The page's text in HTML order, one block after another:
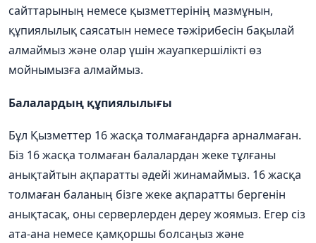
сайттарының немесе қызметтерінің мазмұнын,
құпиялылық саясатын немесе тәжірибесін бақылай
алмаймыз және олар үшін жауапкершілікті өз
мойнымызға алмаймыз.
Балалардың құпиялылығы
Бұл Қызметтер 16 жасқа толмағандарға арналмаған.
Біз 16 жасқа толмаған балалардан жеке тұлғаны
анықтайтын ақпаратты әдейі жинамаймыз. 16 жасқа
толмаған баланың бізге жеке ақпаратты бергенін
анықтасақ, оны серверлерден дереу жоямыз. Егер сіз
ата-ана немесе қамқоршы болсаңыз және